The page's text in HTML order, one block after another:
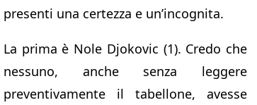
presenti una certezza e un’incognita.
La prima è Nole Djokovic (1). Credo che
nessuno, anche senza leggere
preventivamente il tabellone, avesse